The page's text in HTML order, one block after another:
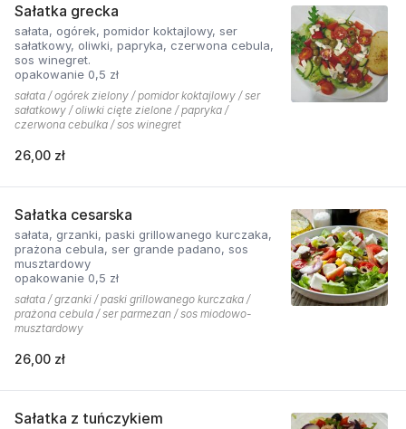
Sałatka grecka
sałata, ogórek, pomidor koktajlowy, ser
sałatkowy, oliwki, papryka, czerwona cebula,
sos winegret.
opakowanie 0,5 zł
sałata / ogórek zielony / pomidor koktajlowy / ser
sałatkowy / oliwki cięte zielone / papryka /
czerwona cebulka / sos winegret
26,00 zł
Sałatka cesarska
sałata, grzanki, paski grillowanego kurczaka,
prażona cebula, ser grande padano, sos
musztardowy
opakowanie 0,5 zł
sałata / grzanki / paski grillowanego kurczaka /
prażona cebula / ser parmezan / sos miodowo-
musztardowy
26,00 zł
Sałatka z tuńczykiem